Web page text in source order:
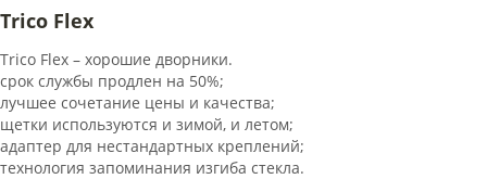
Trico Flex
Trico Flex – хорошие дворники.
срок службы продлен на 50%;
лучшее сочетание цены и качества;
щетки используются и зимой, и летом;
адаптер для нестандартных креплений;
технология запоминания изгиба стекла.